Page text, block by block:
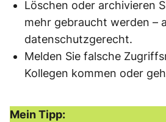
Löschen oder archivieren
mehr gebraucht werden –
datenschutzgerecht.
Melden Sie falsche
Kollegen kommen oder
Mein Tipp: